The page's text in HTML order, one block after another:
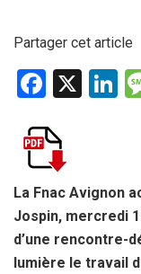
Partager cet article
F
ce
b
o
o
k
X
Li
n
La Fnac Avignon
Jospin, mercredi
d’une rencontre-
lumière le travail